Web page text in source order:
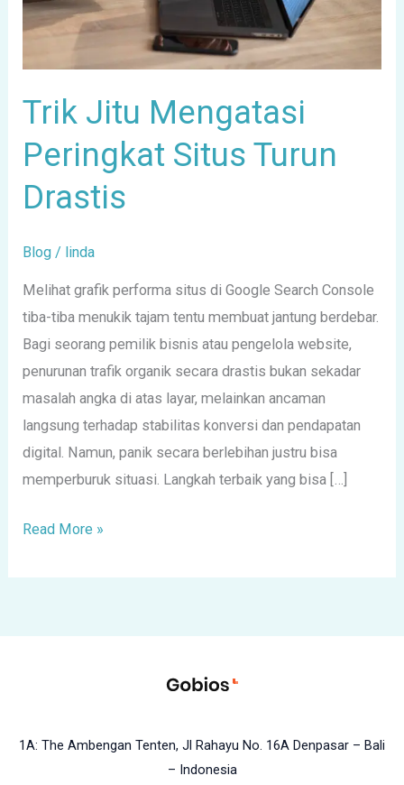
Trik Jitu Mengatasi
Peringkat Situs Turun
Drastis
Blog / linda
Melihat grafik performa situs di Google Search Console
tiba-tiba menukik tajam tentu membuat jantung berdebar.
Bagi seorang pemilik bisnis atau pengelola website,
penurunan trafik organik secara drastis bukan sekadar
masalah angka di atas layar, melainkan ancaman
langsung terhadap stabilitas konversi dan pendapatan
digital. Namun, panik secara berlebihan justru bisa
memperburuk situasi. Langkah terbaik yang bisa […]
Drastis
Read More »
1A: The Ambengan Tenten, Jl Rahayu No. 16A Denpasar – Bali
– Indonesia